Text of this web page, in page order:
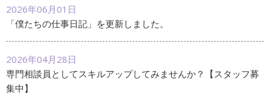
2026年06月01日
「僕たちの仕事日記」を更新しました。
2026年04月28日
専門相談員としてスキルアップしてみませんか？【スタッフ募
集中】